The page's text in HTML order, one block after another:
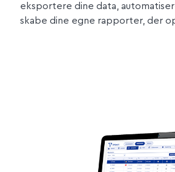
eksportere dine data,
skabe dine egne rapporter, der